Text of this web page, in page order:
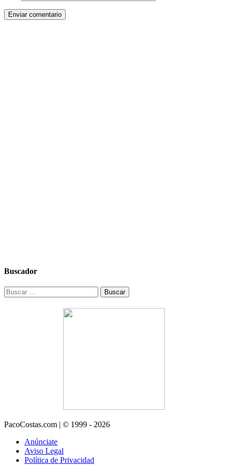
Buscador
Buscar:
PacoCostas.com | © 1999 - 2026
Anúnciate
Aviso Legal
Política de Privacidad